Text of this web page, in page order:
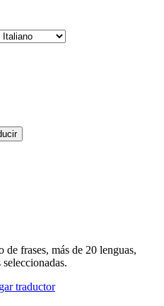
frases, más de 20 lenguas,